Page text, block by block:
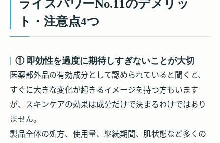
ライスパワーNo.11のデメリッ
ト・注意点4つ
① 即効性を過度に期待しすぎないことが大切
医薬部外品の有効成分として認められていると聞くと、
すぐに大きな変化が起きるイメージを持つ方もいます
が、スキンケアの効果は成分だけで決まるわけではあり
ません。
製品全体の処方、使用量、継続期間、肌状態など多くの